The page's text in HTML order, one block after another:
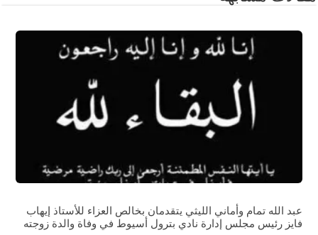
عبد الله تمام وأماني الليثي يتقدمان بخالص العزاء للأستاذ إيهاب
فايز رئيس مجلس إدارة نادي بترول أسيوط في وفاة والدة زوجته